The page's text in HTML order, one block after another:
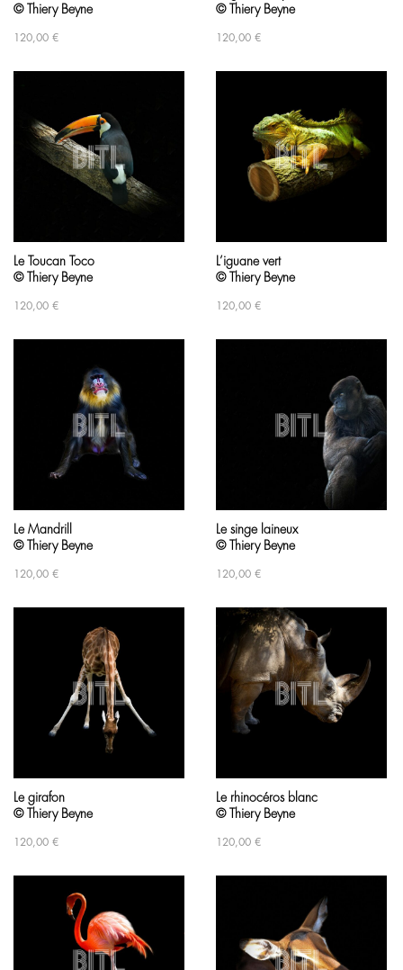
© Thiery Beyne
120,00 €
© Thiery Beyne
120,00 €
Le Toucan Toco
© Thiery Beyne
120,00 €
L’iguane vert
© Thiery Beyne
120,00 €
Le Mandrill
© Thiery Beyne
120,00 €
Le singe laineux
© Thiery Beyne
120,00 €
Le girafon
© Thiery Beyne
120,00 €
Le rhinocéros blanc
© Thiery Beyne
120,00 €